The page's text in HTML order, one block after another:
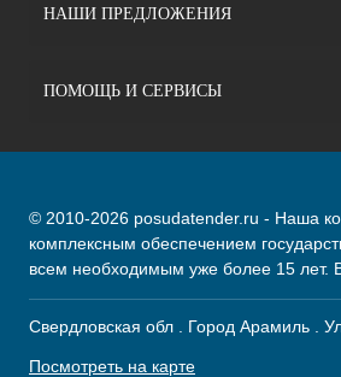
НАШИ ПРЕДЛОЖЕНИЯ
ПОМОЩЬ И СЕРВИСЫ
© 2010-2026 posudatender.ru - Наша
комплексным обеспечением
всем необходимым уже более 15 лет.
Свердловская обл . Город Арамиль .
Посмотреть на карте